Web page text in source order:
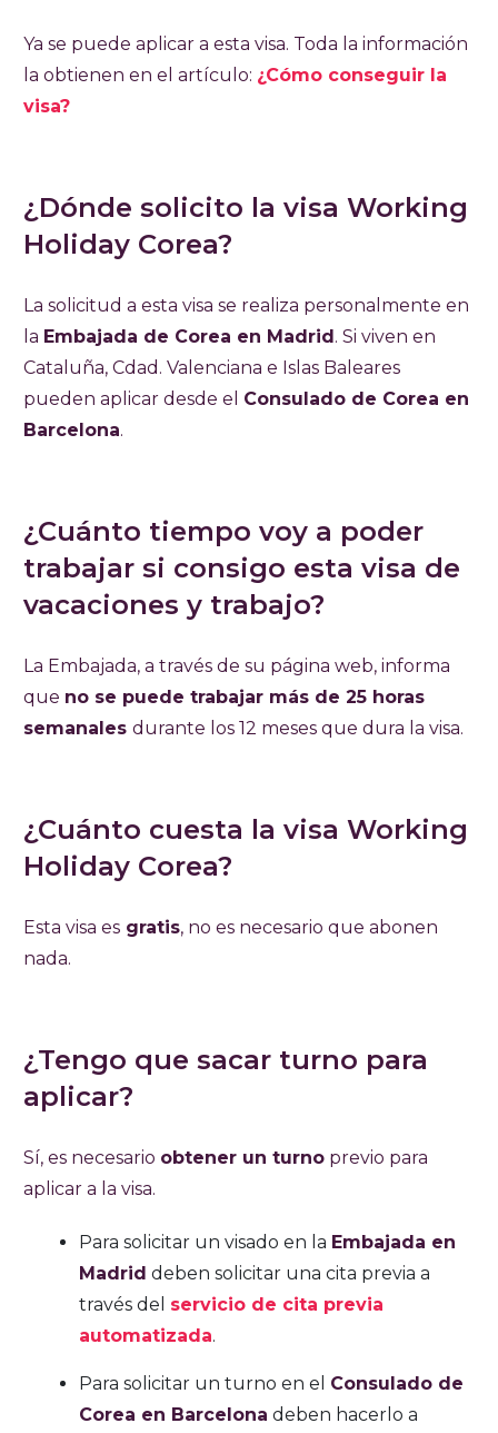
Ya se puede aplicar a esta visa. Toda la información
la obtienen en el artículo: ¿Cómo conseguir la
visa?
¿Dónde solicito la visa Working
Holiday Corea?
La solicitud a esta visa se realiza personalmente en
la Embajada de Corea en Madrid. Si viven en
Cataluña, Cdad. Valenciana e Islas Baleares
pueden aplicar desde el Consulado de Corea en
Barcelona.
¿Cuánto tiempo voy a poder
trabajar si consigo esta visa de
vacaciones y trabajo?
La Embajada, a través de su página web, informa
que no se puede trabajar más de 25 horas
semanales durante los 12 meses que dura la visa.
¿Cuánto cuesta la visa Working
Holiday Corea?
Esta visa es gratis, no es necesario que abonen
nada.
¿Tengo que sacar turno para
aplicar?
Sí, es necesario obtener un turno previo para
aplicar a la visa.
Para solicitar un visado en la Embajada en
Madrid deben solicitar una cita previa a
través del servicio de cita previa
automatizada.
Para solicitar un turno en el Consulado de
Corea en Barcelona deben hacerlo a